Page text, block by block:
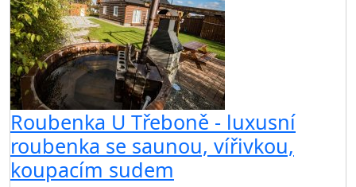
Roubenka U Třeboně - luxusní
roubenka se saunou, vířivkou,
koupacím sudem